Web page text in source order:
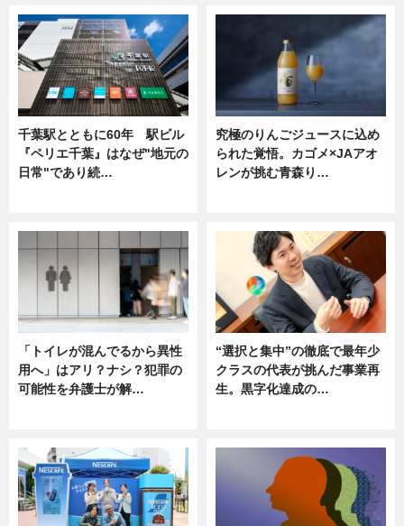
千葉駅とともに60年 駅ビル
『ペリエ千葉』はなぜ"地元の
日常"であり続…
究極のりんごジュースに込め
られた覚悟。カゴメ×JAアオ
レンが挑む青森り…
「トイレが混んでるから異性
用へ」はアリ？ナシ？犯罪の
可能性を弁護士が解…
“選択と集中”の徹底で最年少
クラスの代表が挑んだ事業再
生。黒字化達成の…